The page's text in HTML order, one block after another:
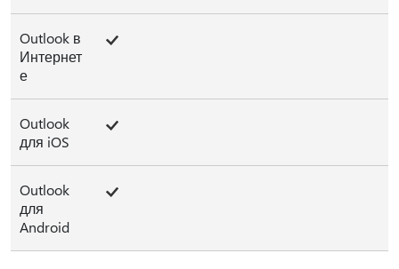
Outlook в
Интернет
е
Outlook
для iOS
Outlook
для
Android